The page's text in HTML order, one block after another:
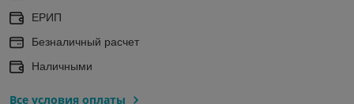
ЕРИП
Безналичный расчет
Наличными
Все условия оплаты